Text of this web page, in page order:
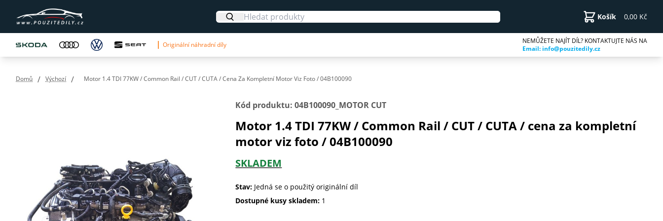
Košík 0,00 Kč
Originální náhradní díly
NEMŮŽETE NAJÍT DÍL? KONTAKTUJTE NÁS NA
Email: info@pouzitedily.cz
Domů / Výchozí / Motor 1.4 TDI 77KW / Common Rail / CUT / CUTA / Cena Za Kompletní Motor Viz Foto / 04B100090
Kód produktu: 04B100090_MOTOR CUT
Motor 1.4 TDI 77KW / Common Rail / CUT / CUTA / cena za kompletní
motor viz foto / 04B100090
SKLADEM
Stav: Jedná se o použitý originální díl
Dostupné kusy skladem: 1